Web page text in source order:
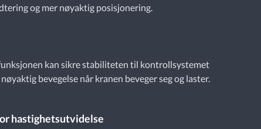
og mer nøyaktig posisjonering.
kan sikre stabiliteten til kontrollsystemet
bevegelse når kranen beveger seg og laster.
hastighetsutvidelse